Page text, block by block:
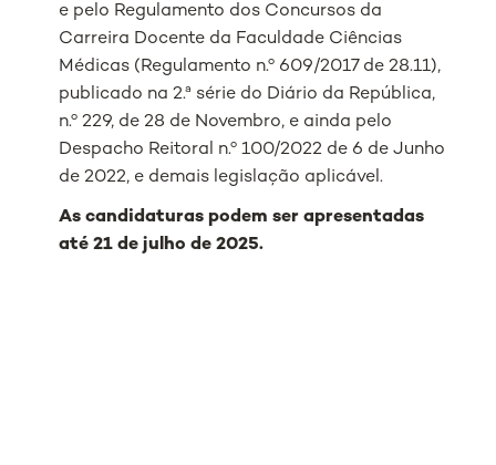
e pelo Regulamento dos Concursos da
Carreira Docente da Faculdade Ciências
Médicas (Regulamento n.º 609/2017 de 28.11),
publicado na 2.ª série do Diário da República,
n.º 229, de 28 de Novembro, e ainda pelo
Despacho Reitoral n.º 100/2022 de 6 de Junho
de 2022, e demais legislação aplicável.
As candidaturas podem ser apresentadas
até 21 de julho de 2025.